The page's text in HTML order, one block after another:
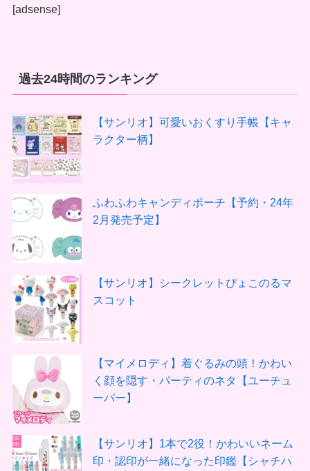
[adsense]
過去24時間のランキング
【サンリオ】可愛いおくすり手帳【キャ
ラクター柄】
ふわふわキャンディポーチ【予約・24年
2月発売予定】
【サンリオ】シークレットぴょこのるマ
スコット
【マイメロディ】着ぐるみの頭！かわい
く顔を隠す・パーティのネタ【ユーチュ
ーバー】
【サンリオ】1本で2役！かわいいネーム
印・認印が一緒になった印鑑【シャチハ